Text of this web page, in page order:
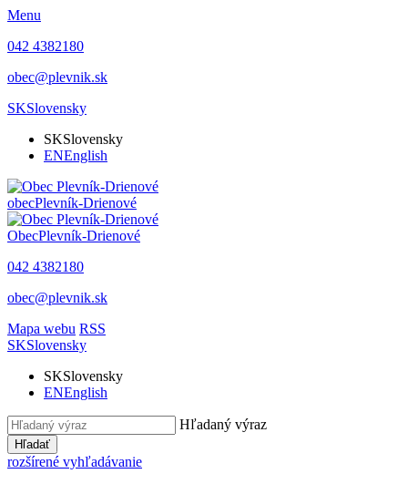
Menu
042 4382180
obec@plevnik.sk
SKSlovensky
SKSlovensky
ENEnglish
obecPlevník-Drienové
ObecPlevník-Drienové
042 4382180
obec@plevnik.sk
Mapa webu RSS
SKSlovensky
SKSlovensky
ENEnglish
Hľadaný výraz
Hľadať
rozšírené vyhľadávanie